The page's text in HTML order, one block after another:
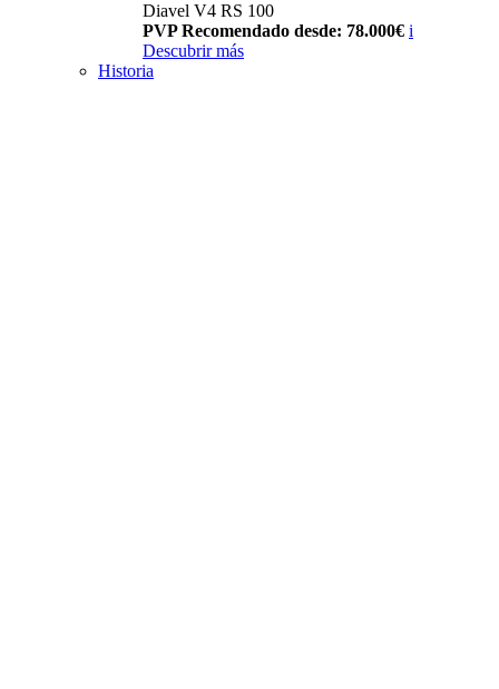
Diavel V4 RS 100
PVP Recomendado desde: 78.000€ i
Descubrir más
Historia